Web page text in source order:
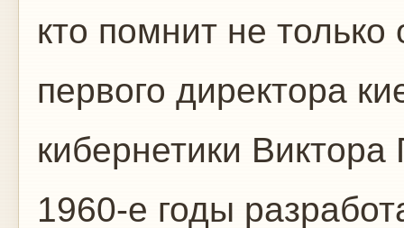
кто помнит не
первого директора
кибернетики
1960-е годы